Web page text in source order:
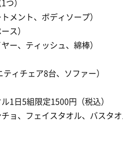
）
メント、ボディソープ）
ス）
ー、ティッシュ、綿棒）
ィチェア8台、ソファー）
1日5組限定1500円（税込）
ョ、フェイスタオル、バスタオ